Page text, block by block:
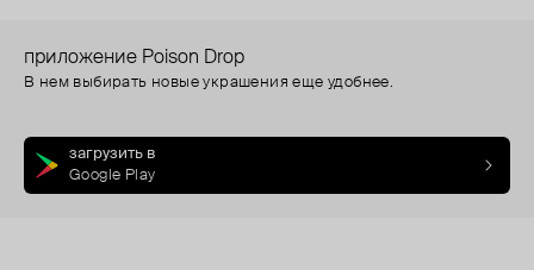
приложение Poison Drop
В нем выбирать новые украшения еще удобнее.
загрузить в
Google Play